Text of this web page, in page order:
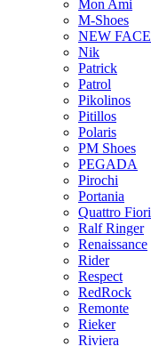
Mon Ami
M-Shoes
NEW FACE
Nik
Patrick
Patrol
Pikolinos
Pitillos
Polaris
PM Shoes
PEGADA
Pirochi
Portania
Quattro Fiori
Ralf Ringer
Renaissance
Rider
Respect
RedRock
Remonte
Rieker
Riviera